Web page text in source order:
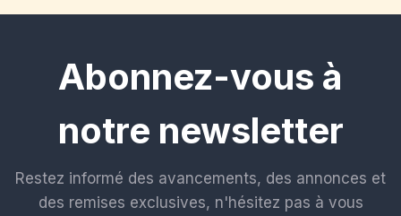
Abonnez-vous à
notre newsletter
Restez informé des avancements, des annonces et
des remises exclusives, n'hésitez pas à vous